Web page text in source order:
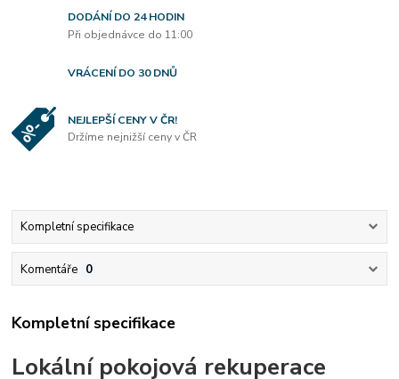
DODÁNÍ DO 24 HODIN
Při objednávce do 11:00
VRÁCENÍ DO 30 DNŮ
NEJLEPŠÍ CENY V ČR!
Držíme nejnižší ceny v ČR
Kompletní specifikace
Komentáře 0
Kompletní specifikace
Lokální pokojová rekuperace